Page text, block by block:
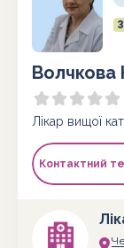
Волчкова
Лікар вищої
Контактний